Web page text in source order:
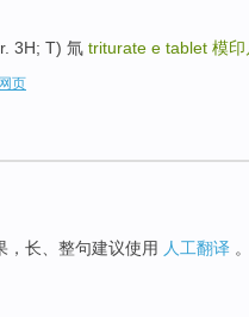
3H; T) 氚 triturate e tablet 模印
页
，长、整句建议使用 人工翻译